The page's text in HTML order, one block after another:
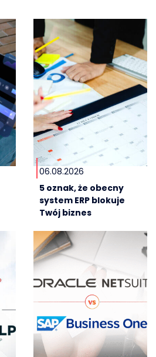
06.08.2026
5 oznak, że obecny
system ERP blokuje
Twój biznes